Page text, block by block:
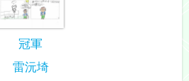
冠軍
雷沅埼